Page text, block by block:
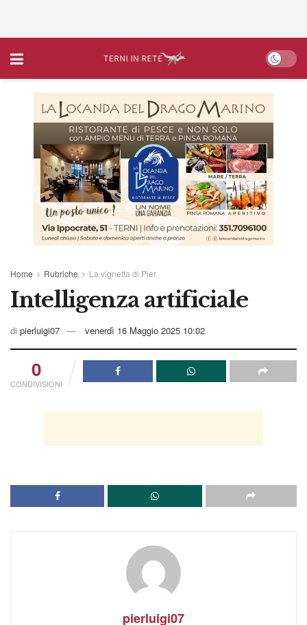
Home Rubriche La vignetta di Pier
Intelligenza artificiale
di pierluigi07 venerdì 16 Maggio 2025 10:02
0
CONDIVISIONI
pierluigi07